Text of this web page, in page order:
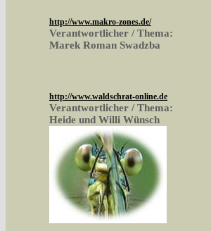
http://www.makro-zones.de/
Verantwortlicher / Thema:
Marek Roman Swadzba
http://www.waldschrat-online.de
Verantwortlicher / Thema:
Heide und Willi Wünsch